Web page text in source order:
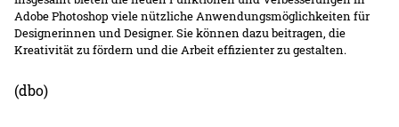
Adobe Photoshop viele nützliche Anwendungsmöglichkeiten für
Designerinnen und Designer. Sie können dazu beitragen, die
Kreativität zu fördern und die Arbeit effizienter zu gestalten.
(dbo)